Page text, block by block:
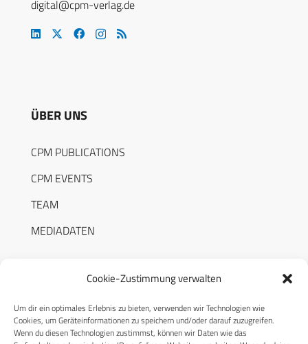
Cookie-Zustimmung verwalten
Um dir ein optimales Erlebnis zu bieten, verwenden wir Technologien wie
Cookies, um Geräteinformationen zu speichern und/oder darauf zuzugreifen.
Wenn du diesen Technologien zustimmst, können wir Daten wie das
digital@cpm-verlag.de
ÜBER UNS
CPM PUBLICATIONS
CPM EVENTS
TEAM
MEDIADATEN
RECHTLICHES